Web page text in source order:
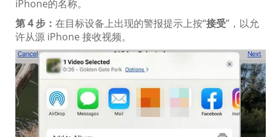
iPhone的名称。
第 4 步： 在目标设备上出现的警报提示上按“接受”，以允
许从源 iPhone 接收视频。